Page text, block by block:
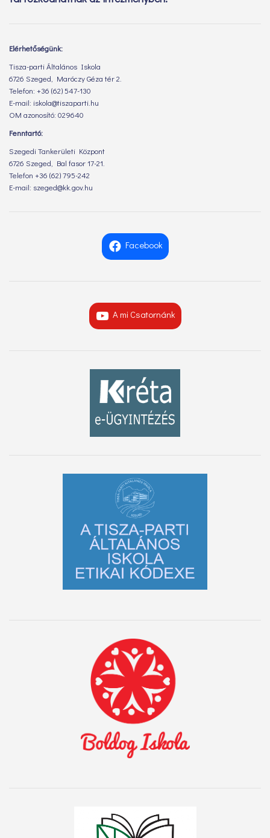
Elérhetőségünk:
Tisza-parti Általános Iskola
6726 Szeged, Maróczy Géza tér 2.
Telefon: +36 (62) 547-130
E-mail: iskola@tiszaparti.hu
OM azonosító: 029640
Fenntartó:
Szegedi Tankerületi Központ
6726 Szeged, Bal fasor 17-21.
Telefon +36 (62) 795-242
E-mail: szeged@kk.gov.hu
Facebook
A mi Csatornánk